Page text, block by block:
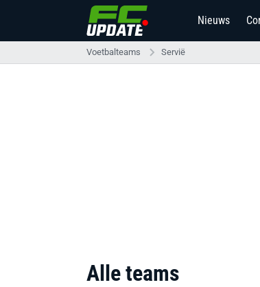
Nieuws
Voetbalteams Servië
Alle teams